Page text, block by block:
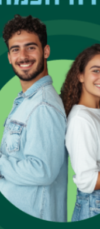
בסרטים ככלי טיפולי
העמוקות ביותר
אבל אף אחת לא
הפילוסופי והקליני-
נפשי לאמצה לחיקם.
הדוקטורט